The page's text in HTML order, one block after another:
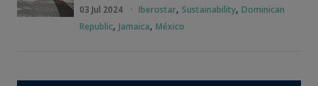
03 Jul 2024 · Iberostar, Sustainability, Dominican
Republic, Jamaica, México